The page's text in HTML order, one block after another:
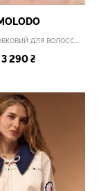
3 290 ₴